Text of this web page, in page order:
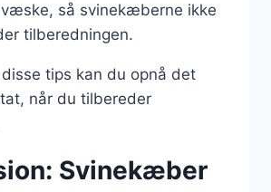
så svinekæberne ikke
tilberedningen.
tips kan du opnå det
når du tilbereder
Svinekæber